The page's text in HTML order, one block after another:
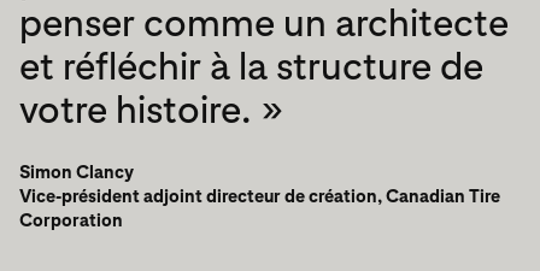
penser comme un architecte
et réfléchir à la structure de
votre histoire. »
Simon Clancy
Vice-président adjoint directeur de création, Canadian Tire
Corporation